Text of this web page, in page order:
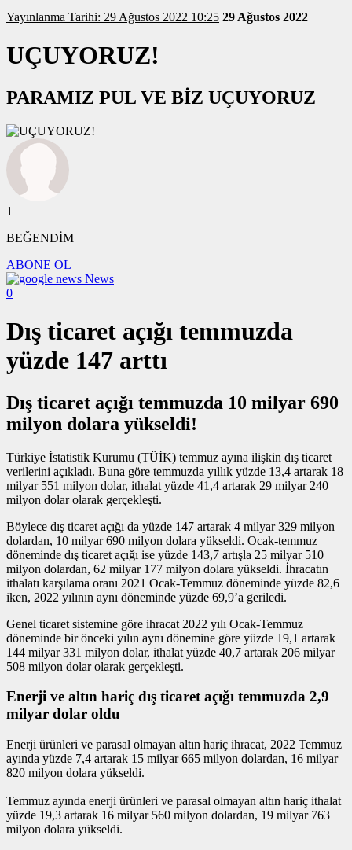
Yayınlanma Tarihi: 29 Ağustos 2022 10:25 29 Ağustos 2022
UÇUYORUZ!
PARAMIZ PUL VE BİZ UÇUYORUZ
1
BEĞENDİM
ABONE OL
News
0
Dış ticaret açığı temmuzda
yüzde 147 arttı
Dış ticaret açığı temmuzda 10 milyar 690
milyon dolara yükseldi!
Türkiye İstatistik Kurumu (TÜİK) temmuz ayına ilişkin dış ticaret
verilerini açıkladı. Buna göre temmuzda yıllık yüzde 13,4 artarak 18
milyar 551 milyon dolar, ithalat yüzde 41,4 artarak 29 milyar 240
milyon dolar olarak gerçekleşti.
Böylece dış ticaret açığı da yüzde 147 artarak 4 milyar 329 milyon
dolardan, 10 milyar 690 milyon dolara yükseldi. Ocak-temmuz
döneminde dış ticaret açığı ise yüzde 143,7 artışla 25 milyar 510
milyon dolardan, 62 milyar 177 milyon dolara yükseldi. İhracatın
ithalatı karşılama oranı 2021 Ocak-Temmuz döneminde yüzde 82,6
iken, 2022 yılının aynı döneminde yüzde 69,9’a geriledi.
Genel ticaret sistemine göre ihracat 2022 yılı Ocak-Temmuz
döneminde bir önceki yılın aynı dönemine göre yüzde 19,1 artarak
144 milyar 331 milyon dolar, ithalat yüzde 40,7 artarak 206 milyar
508 milyon dolar olarak gerçekleşti.
Enerji ve altın hariç dış ticaret açığı temmuzda 2,9
milyar dolar oldu
Enerji ürünleri ve parasal olmayan altın hariç ihracat, 2022 Temmuz
ayında yüzde 7,4 artarak 15 milyar 665 milyon dolardan, 16 milyar
820 milyon dolara yükseldi.
Temmuz ayında enerji ürünleri ve parasal olmayan altın hariç ithalat
yüzde 19,3 artarak 16 milyar 560 milyon dolardan, 19 milyar 763
milyon dolara yükseldi.